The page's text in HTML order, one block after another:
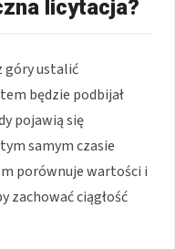
licytacja?
góry ustalić
będzie podbijał
pojawią się
samym czasie
porównuje wartości i
zachować ciągłość